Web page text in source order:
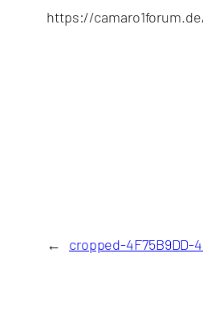
https://
← cropped-4F75B9DD-